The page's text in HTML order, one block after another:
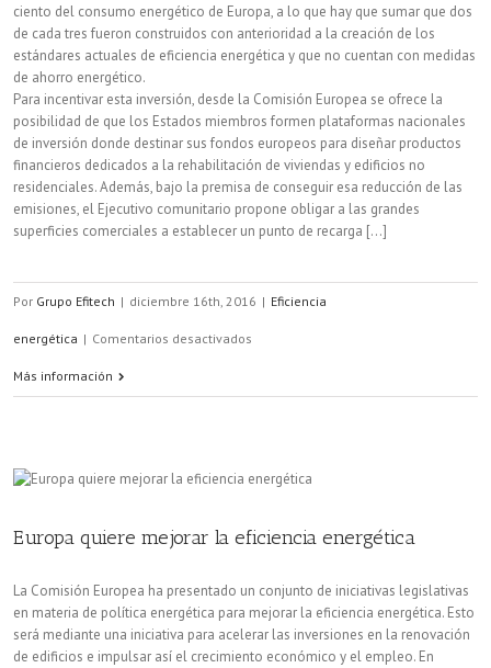
ciento del consumo energético de Europa, a lo que hay que sumar que dos
de cada tres fueron construidos con anterioridad a la creación de los
estándares actuales de eficiencia energética y que no cuentan con medidas
de ahorro energético.
Para incentivar esta inversión, desde la Comisión Europea se ofrece la
posibilidad de que los Estados miembros formen plataformas nacionales
de inversión donde destinar sus fondos europeos para diseñar productos
financieros dedicados a la rehabilitación de viviendas y edificios no
residenciales. Además, bajo la premisa de conseguir esa reducción de las
emisiones, el Ejecutivo comunitario propone obligar a las grandes
superficies comerciales a establecer un punto de recarga [...]
Por Grupo Efitech | diciembre 16th, 2016 | Eficiencia
energética | Comentarios desactivados
acelera
de
edificios
Más información
Europa quiere mejorar la eficiencia energética
La Comisión Europea ha presentado un conjunto de iniciativas legislativas
en materia de política energética para mejorar la eficiencia energética. Esto
será mediante una iniciativa para acelerar las inversiones en la renovación
de edificios e impulsar así el crecimiento económico y el empleo. En